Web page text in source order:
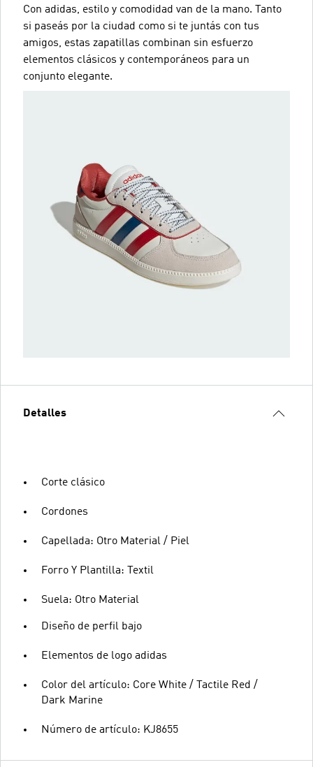
Con adidas, estilo y comodidad van de la mano. Tanto
si paseás por la ciudad como si te juntás con tus
amigos, estas zapatillas combinan sin esfuerzo
elementos clásicos y contemporáneos para un
conjunto elegante.
Detalles
Corte clásico
Cordones
Capellada: Otro Material / Piel
Forro Y Plantilla: Textil
Suela: Otro Material
Diseño de perfil bajo
Elementos de logo adidas
Color del artículo: Core White / Tactile Red /
Dark Marine
Número de artículo: KJ8655